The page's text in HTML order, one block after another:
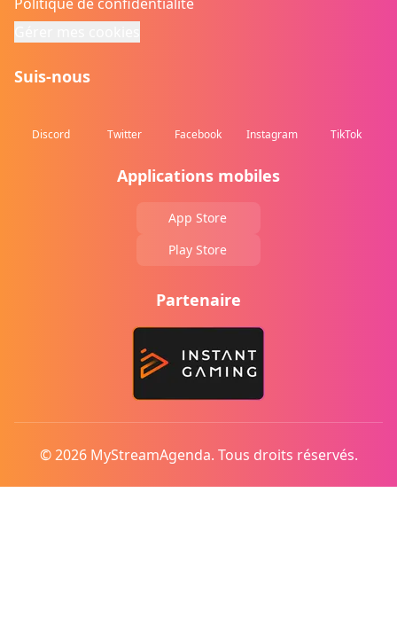
Suis-nous
Discord Twitter Facebook Instagram TikTok
Applications mobiles
App Store
Play Store
Partenaire
© 2026 MyStreamAgenda. Tous droits réservés.